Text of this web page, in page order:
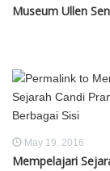
Museum Ullen
May 19, 2016
Mempelajari